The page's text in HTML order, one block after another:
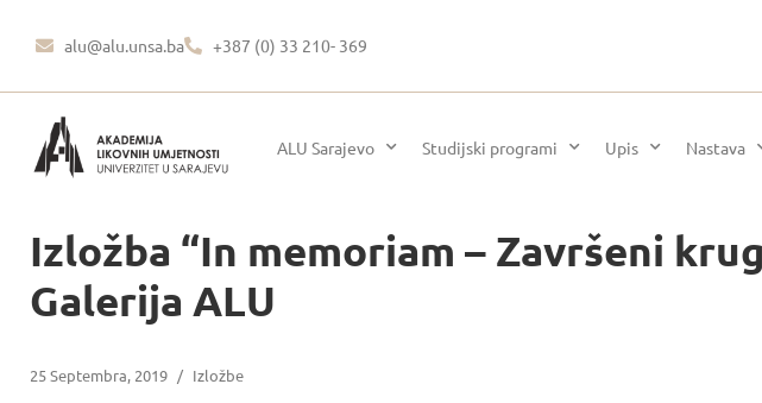
alu@alu.unsa.ba +387 (0) 33 210- 369
ALU Sarajevo Studijski programi Upis Nastava
Izložba “In memoriam – Završeni
Galerija ALU
25 Septembra, 2019 / Izložbe